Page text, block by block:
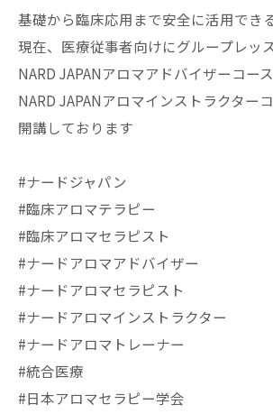
基礎から臨床応用まで安全に活用でき
現在、医療従事者向けにグループレッ
NARD JAPANアロマアドバイザーコース
NARD JAPANアロマインストラクター
開講しております
#ナードジャパン
#臨床アロマテラピー
#臨床アロマセラピスト
#ナードアロマアドバイザー
#ナードアロマセラピスト
#ナードアロマインストラクター
#ナードアロマトレーナー
#統合医療
#日本アロマセラピー学会